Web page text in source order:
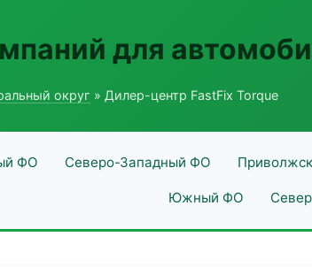
для
округ » Дилер-центр FastFix Torque
ФО Северо-Западный ФО
Южный ФО